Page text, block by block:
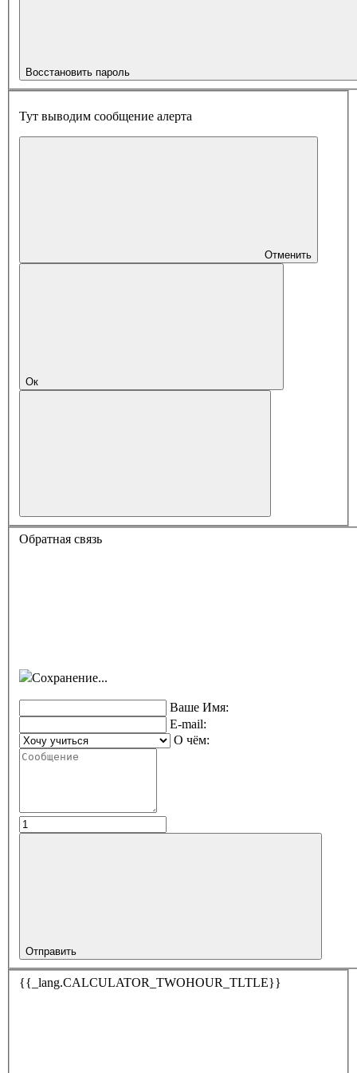
Восстановить пароль
Тут выводим сообщение алерта
Отменить
Ок
Обратная связь
Сохранение...
Ваше Имя:
E-mail:
О чём:
Отправить
{{_lang.CALCULATOR_TWOHOUR_TLTLE}}